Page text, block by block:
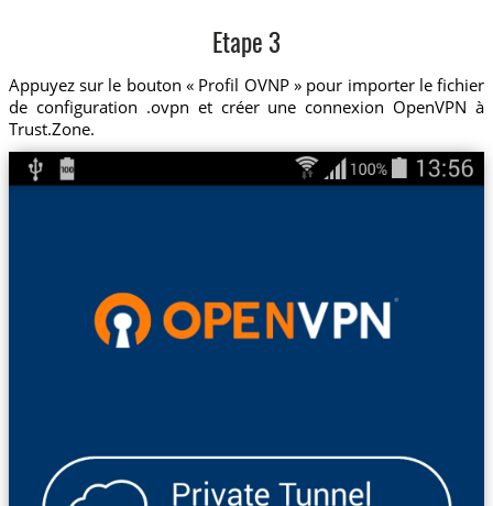
Etape 3
Appuyez sur le bouton « Profil OVNP » pour importer le fichier
de configuration .ovpn et créer une connexion OpenVPN à
Trust.Zone.